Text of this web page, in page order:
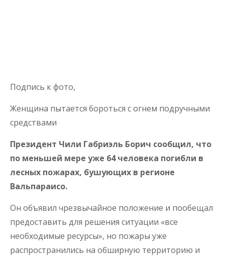
Подпись к фото,
Женщина пытается бороться с огнем подручными
средствами
Президент Чили Габриэль Борич сообщил, что
по меньшей мере уже 64 человека погибли в
лесных пожарах, бушующих в регионе
Вальпараисо.
Он объявил чрезвычайное положение и пообещал
предоставить для решения ситуации «все
необходимые ресурсы», но пожары уже
распространились на обширную территорию и